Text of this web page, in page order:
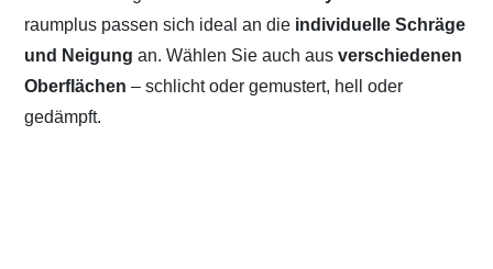
raumplus passen sich ideal an die individuelle Schräge
und Neigung an. Wählen Sie auch ausverschiedenen
Oberflächen – schlicht oder gemustert, hell oder
gedämpft.